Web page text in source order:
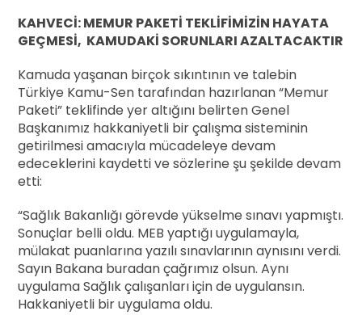
KAHVECİ: MEMUR PAKETİ TEKLİFİMİZİN HAYATA
GEÇMESİ, KAMUDAKİ SORUNLARI AZALTACAKTIR
Kamuda yaşanan birçok sıkıntının ve talebin
Türkiye Kamu-Sen tarafından hazırlanan “Memur
Paketi” teklifinde yer altığını belirten Genel
Başkanımız hakkaniyetli bir çalışma sisteminin
getirilmesi amacıyla mücadeleye devam
edeceklerini kaydetti ve sözlerine şu şekilde devam
etti:
“Sağlık Bakanlığı görevde yükselme sınavı yapmıştı.
Sonuçlar belli oldu. MEB yaptığı uygulamayla,
mülakat puanlarına yazılı sınavlarının aynısını verdi.
Sayın Bakana buradan çağrımız olsun. Aynı
uygulama Sağlık çalışanları için de uygulansın.
Hakkaniyetli bir uygulama oldu.